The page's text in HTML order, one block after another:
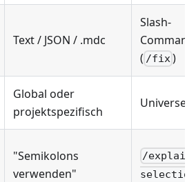
Text / JSON / .mdc
Slash-
( /fix)
Global oder
projektspezifisch
Universell
"Semikolons
verwenden"
/explain
selection